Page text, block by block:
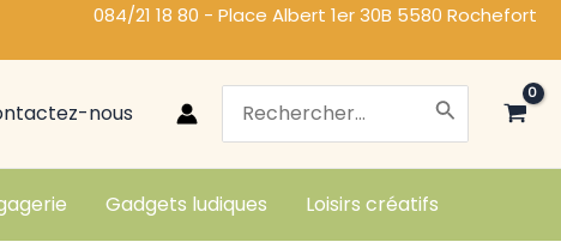
084/21 18 80 - Place Albert 1er 30B 5580 Rochefort
nous
Search
Gadgets ludiques Loisirs créatifs